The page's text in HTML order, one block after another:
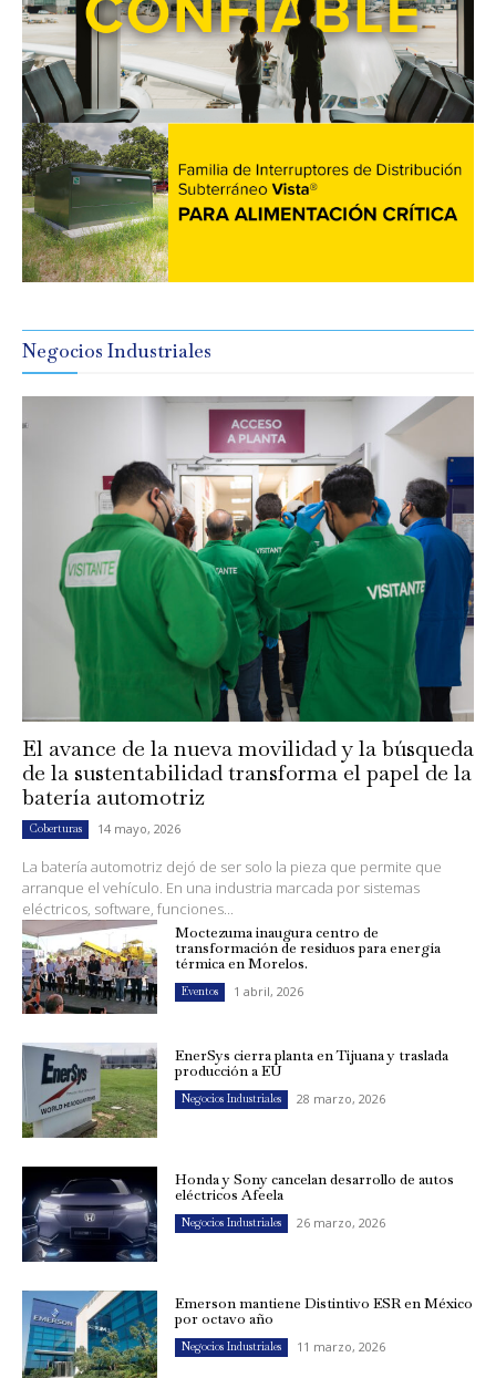
Negocios Industriales
El avance de la nueva movilidad y la búsqueda
de la sustentabilidad transforma el papel de la
batería automotriz
Coberturas 14 mayo, 2026
La batería automotriz dejó de ser solo la pieza que permite que
arranque el vehículo. En una industria marcada por sistemas
eléctricos, software, funciones...
Moctezuma inaugura centro de
transformación de residuos para energía
térmica en Morelos.
Eventos 1 abril, 2026
EnerSys cierra planta en Tijuana y traslada
producción a EU
Negocios Industriales 28 marzo, 2026
Honda y Sony cancelan desarrollo de autos
eléctricos Afeela
Negocios Industriales 26 marzo, 2026
Emerson mantiene Distintivo ESR en México
por octavo año
Negocios Industriales 11 marzo, 2026